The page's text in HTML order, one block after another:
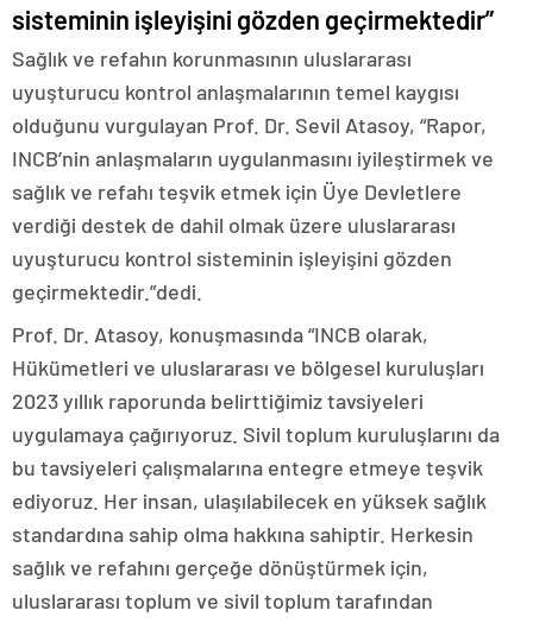
sisteminin işleyişini gözden geçirmektedir”
Sağlık ve refahın korunmasının uluslararası
uyuşturucu kontrol anlaşmalarının temel kaygısı
olduğunu vurgulayan Prof. Dr. Sevil Atasoy, “Rapor,
INCB’nin anlaşmaların uygulanmasını iyileştirmek ve
sağlık ve refahı teşvik etmek için Üye Devletlere
verdiği destek de dahil olmak üzere uluslararası
uyuşturucu kontrol sisteminin işleyişini gözden
geçirmektedir.”dedi.
Prof. Dr. Atasoy, konuşmasında “INCB olarak,
Hükümetleri ve uluslararası ve bölgesel kuruluşları
2023 yıllık raporunda belirttiğimiz tavsiyeleri
uygulamaya çağırıyoruz. Sivil toplum kuruluşlarını da
bu tavsiyeleri çalışmalarına entegre etmeye teşvik
ediyoruz. Her insan, ulaşılabilecek en yüksek sağlık
standardına sahip olma hakkına sahiptir. Herkesin
sağlık ve refahını gerçeğe dönüştürmek için,
uluslararası toplum ve sivil toplum tarafından